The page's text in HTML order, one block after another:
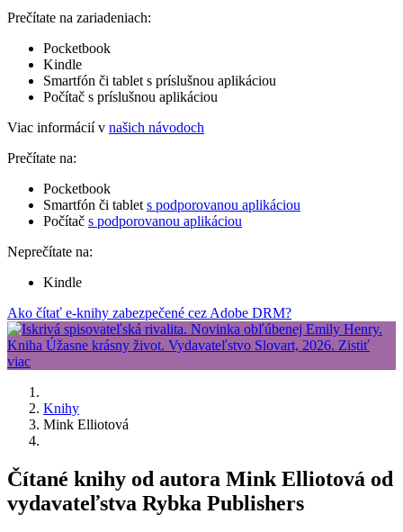
Prečítate na zariadeniach:
Pocketbook
Kindle
Smartfón či tablet s príslušnou aplikáciou
Počítač s príslušnou aplikáciou
Viac informácií v našich návodoch
Prečítate na:
Pocketbook
Smartfón či tablet s podporovanou aplikáciou
Počítač s podporovanou aplikáciou
Neprečítate na:
Kindle
Ako čítať e-knihy zabezpečené cez Adobe DRM?
Knihy
Mink Elliotová
Čítané knihy od autora Mink Elliotová od
vydavateľstva Rybka Publishers